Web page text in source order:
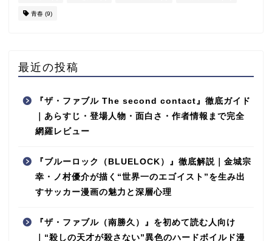
青春 (9)
最近の投稿
『ザ・ファブル The second contact』徹底ガイド
｜あらすじ・登場人物・面白さ・作者情報まで完全
網羅レビュー
『ブルーロック（BLUELOCK）』徹底解説｜金城宗
幸・ノ村優介が描く“世界一のエゴイスト”を生み出
すサッカー漫画の魅力と深層心理
『ザ・ファブル（南勝久）』を初めて読む人向け
｜“殺しの天才が殺さない”異色のハードボイルド漫